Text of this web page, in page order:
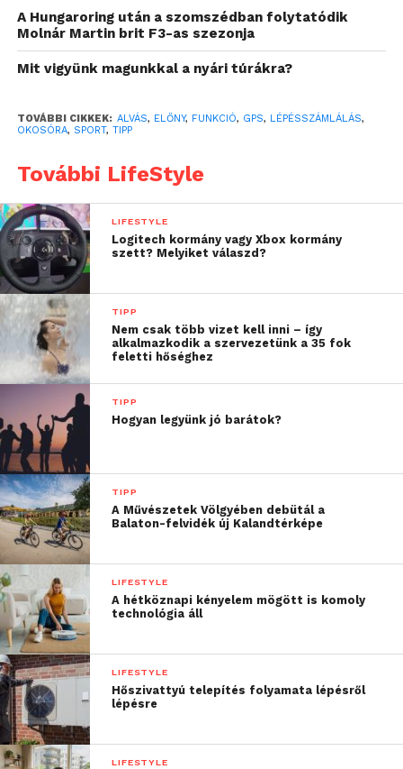
ellenőrzését. Bár ezeknek a lépésszámlálóknak a
pontossága megkérdőjelezhető, a legfontosabb az,
hogy mozogj a lépéscél elérése érdekében.
Figyeli az alvásodat
egyharmada kevesebb mint 7 órát alszik éjszaka. A
hosszan tartó alváshiány hosszú távú negatív
következményekkel járhat a szervezetre nézve.
Az éjszakai okosórák segítenek nyomon követni az
alvási mintákat, és meg tudják különböztetni a
mélyalvás és a REM alvás szakaszait, valamint az
ébrenlét fázisait. Bár nem helyettesítik a
professzionális alváskutatást, ezek a statisztikák
segíthetnek azonosítani a mintákat, és célokat tűzni
ki az alvás minőségének és mennyiségének
javítására.
GPS
A GPS mutatja a gyaloglás vagy futási időtartamát, a
megtett távolságot, valamint a szintbeli
különbségeket. A pulzusszám rögzítése pedig csak a
hab a tortán! A fent említett paraméterekkel
kombinálva az órád a nap folyamán elégetett
kalóriák számát is mutatja. Kedved kaptál hozzá,
hogy befektess egy sportórába? A
https://www.insportline.hu/sportora
változat közt válogathatsz.
A Hungaroring után a szomszédban folytatódik
Molnár Martin brit F3-as szezonja
Mit vigyünk magunkkal a nyári túrákra?
TOVÁBBI CIKKEK: ALVÁS, ELŐNY, FUNKCIÓ, GPS, LÉPÉSSZÁMLÁLÁS,
OKOSÓRA, SPORT, TIPP
További LifeStyle
LIFESTYLE
Logitech kormány vagy Xbox kormány
szett? Melyiket válaszd?
TIPP
Nem csak több vizet kell inni – így
alkalmazkodik a szervezetünk a 35 fok
feletti hőséghez
TIPP
Hogyan legyünk jó barátok?
TIPP
A Művészetek Völgyében debütál a
Balaton-felvidék új Kalandtérképe
LIFESTYLE
A hétköznapi kényelem mögött is komoly
technológia áll
LIFESTYLE
Hőszivattyú telepítés folyamata lépésről
lépésre
LIFESTYLE